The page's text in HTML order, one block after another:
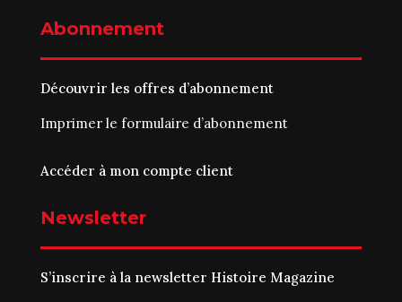
Abonnement
Découvrir les offres d’abonnement
Imprimer le formulaire d’abonnement
Accéder à mon compte client
Newsletter
S’inscrire à la newsletter Histoire Magazine